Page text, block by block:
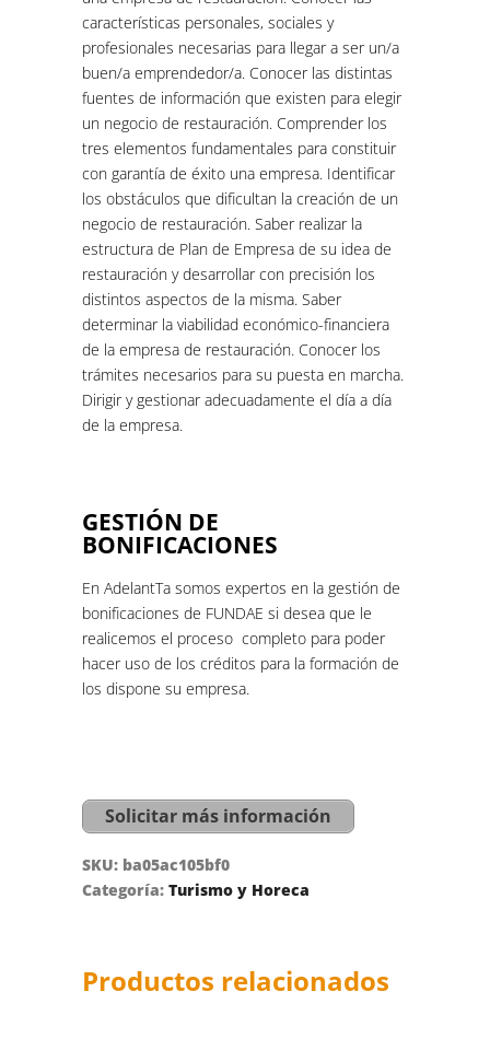
características personales, sociales y
profesionales necesarias para llegar a ser un/a
buen/a emprendedor/a. Conocer las distintas
fuentes de información que existen para elegir
un negocio de restauración. Comprender los
tres elementos fundamentales para constituir
con garantía de éxito una empresa. Identificar
los obstáculos que dificultan la creación de un
negocio de restauración. Saber realizar la
estructura de Plan de Empresa de su idea de
restauración y desarrollar con precisión los
distintos aspectos de la misma. Saber
determinar la viabilidad económico-financiera
de la empresa de restauración. Conocer los
trámites necesarios para su puesta en marcha.
Dirigir y gestionar adecuadamente el día a día
de la empresa.
GESTIÓN DE
BONIFICACIONES
En AdelantTa somos expertos en la gestión de
bonificaciones de FUNDAE si desea que le
realicemos el proceso completo para poder
hacer uso de los créditos para la formación de
los dispone su empresa.
Solicitar más información
SKU: ba05ac105bf0
Categoría: Turismo y Horeca
Productos relacionados